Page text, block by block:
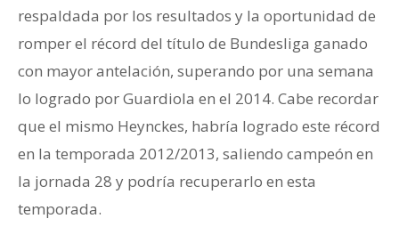
respaldada por los resultados y la oportunidad de
romper el récord del título de Bundesliga ganado
con mayor antelación, superando por una semana
lo logrado por Guardiola en el 2014. Cabe recordar
que el mismo Heynckes, habría logrado este récord
en la temporada 2012/2013, saliendo campeón en
la jornada 28 y podría recuperarlo en esta
temporada.